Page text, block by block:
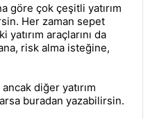
göre çok çeşitli yatırım
Her zaman sepet
araçlarını da
risk alma isteğine,
diğer yatırım
buradan yazabilirsin.